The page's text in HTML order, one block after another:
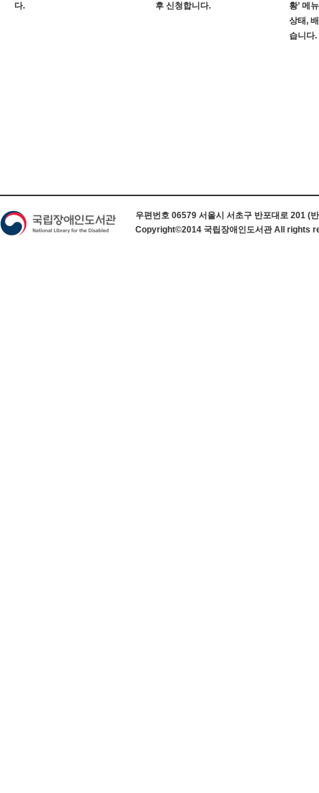
다.
후 신청합니다.
황’ 메
상태,
습니다.
우편번호 06579 서울시 서초구 반포대로 201 (
Copyright©2014 국립장애인도서관 All rights